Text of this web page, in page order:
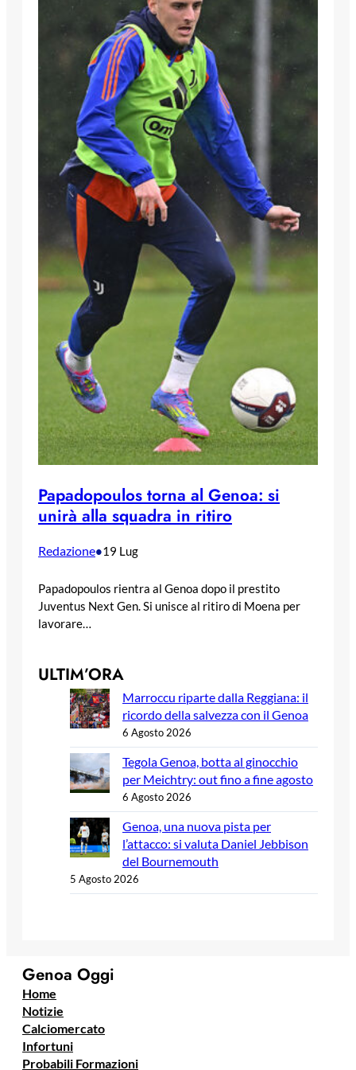
Papadopoulos torna al Genoa: si
unirà alla squadra in ritiro
Redazione•19 Lug
Papadopoulos rientra al Genoa dopo il prestito
Juventus Next Gen. Si unisce al ritiro di Moena per
lavorare…
ULTIM’ORA
Marroccu riparte dalla Reggiana: il
ricordo della salvezza con il Genoa
6 Agosto 2026
Tegola Genoa, botta al ginocchio
per Meichtry: out fino a fine agosto
6 Agosto 2026
Genoa, una nuova pista per
l’attacco: si valuta Daniel Jebbison
del Bournemouth
5 Agosto 2026
Genoa Oggi
Home
Notizie
Calciomercato
Infortuni
Probabili Formazioni